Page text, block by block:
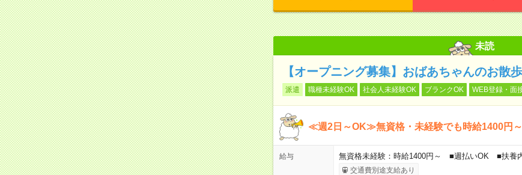
未読
【オープニング募集】おばあちゃんのお散
派遣 職種未経験OK 社会人未経験OK ブランクOK WEB登録・面
≪週2日～OK≫無資格・未経験でも時給1400円～
給与 無資格未経験：時給1400円～ ■週払いOK ■扶養
交通費別途支給あり